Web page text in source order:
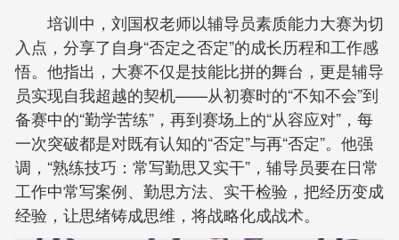
培训中，刘国权老师以辅导员素质能力大赛为切
入点，分享了自身“否定之否定”的成长历程和工作感
悟。他指出，大赛不仅是技能比拼的舞台，更是辅导
员实现自我超越的契机——从初赛时的“不知不会”到
备赛中的“勤学苦练”，再到赛场上的“从容应对”，每
一次突破都是对既有认知的“否定”与再“否定”。他强
调，“熟练技巧：常写勤思又实干”，辅导员要在日常
工作中常写案例、勤思方法、实干检验，把经历变成
经验，让思绪铸成思维，将战略化成战术。